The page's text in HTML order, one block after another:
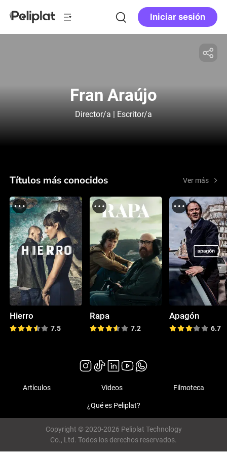
Iniciar sesión
Fran Araújo
Director/a | Escritor/a
Títulos más conocidos Ver más
Hierro
7.5
Rapa
7.2
Apagón
6.7
Artículos Videos Filmoteca
¿Qué es Peliplat?
Copyright © 2020-2026 Peliplat Technology
Co., Ltd. Todos los derechos reservados.